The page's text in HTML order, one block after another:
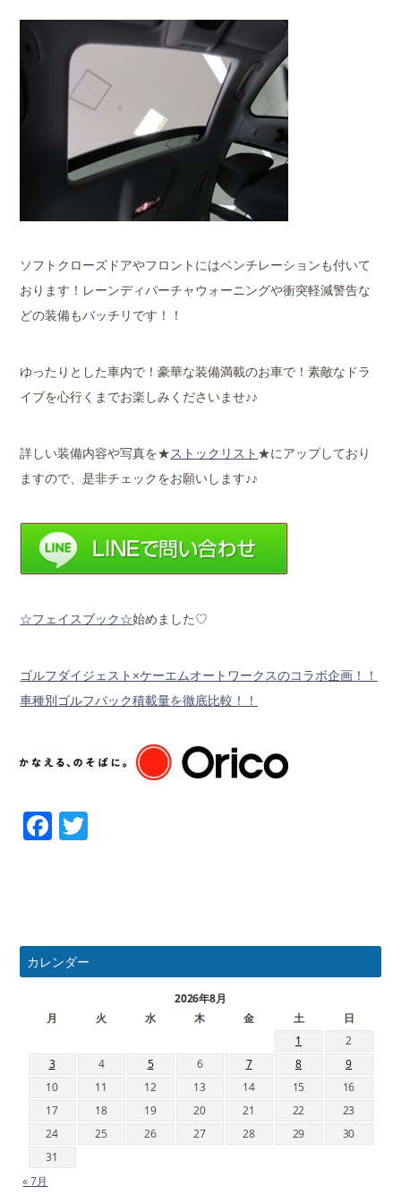
ソフトクローズドアやフロントにはベンチレーションも付いて
おります！レーンディパーチャウォーニングや衝突軽減警告な
どの装備もバッチリです！！
ゆったりとした車内で！豪華な装備満載のお車で！素敵なドラ
イブを心行くまでお楽しみくださいませ♪♪
詳しい装備内容や写真を★ストックリスト ★にアップしており
ますので、是非チェックをお願いします♪♪
☆フェイスブック☆始めました♡
ゴルフダイジェスト×ケーエムオートワークスのコラボ企画！！
車種別ゴルフバック積載量を徹底比較！！
Facebook
カレンダー
2026年8月
月
火 水 木 金 土
日
1
2
3
4 5 6 7 8
9
10
11 12 13 14 15
16
17
18 19 20 21 22
23
24
25 26 27 28 29
30
31
« 7月